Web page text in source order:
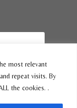
most relevant
repeat visits. By
the cookies. .